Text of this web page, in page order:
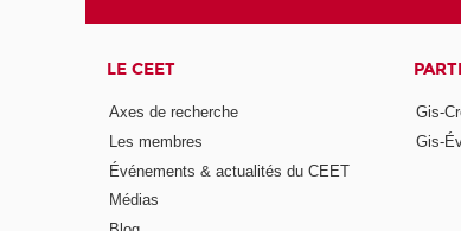
LE CEET
Axes de recherche
Les membres
Événements & actualités du CEET
Médias
Gis-
Gis-